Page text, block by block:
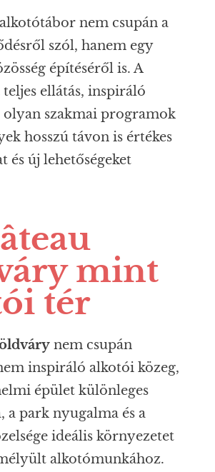
nem csupán a
szól, hanem egy
építéséről is. A
ellátás, inspiráló
olyan szakmai programok
hosszú távon is értékes
és új lehetőségeket
mint
tér
nem csupán
inspiráló alkotói közeg,
épület különleges
a park nyugalma és a
ideális környezetet
alkotómunkához.